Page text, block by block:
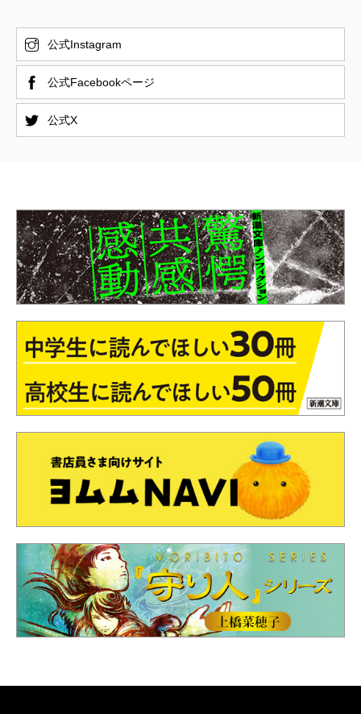
公式Instagram
公式Facebookページ
公式X